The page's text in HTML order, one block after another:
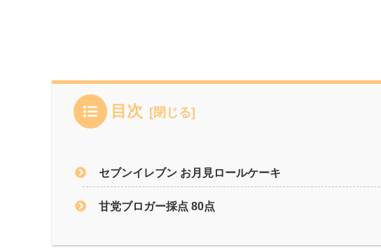
目次
セブンイレブン お月見ロールケーキ
甘党ブロガー採点 80点